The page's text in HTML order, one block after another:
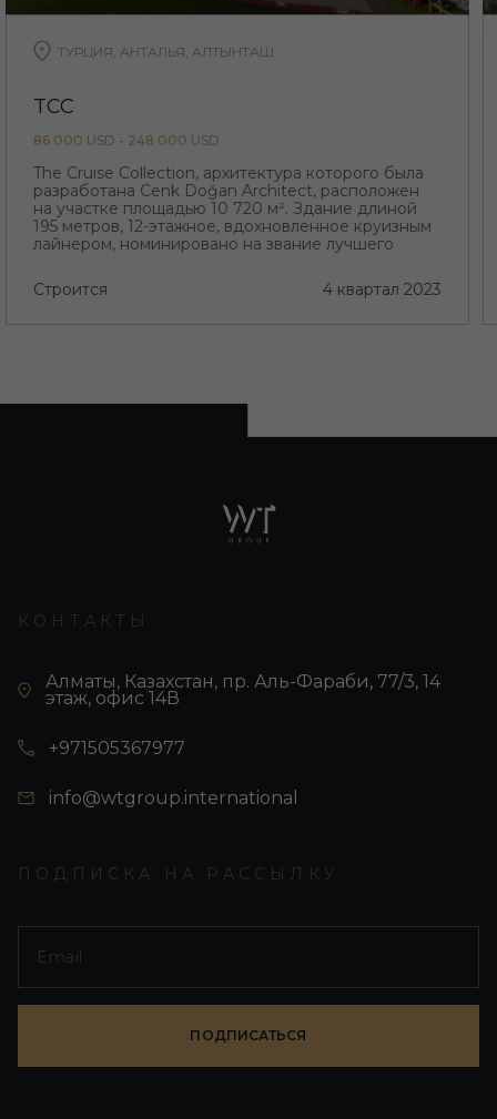
ТУРЦИЯ, АНТАЛЬЯ, АЛТЫНТАШ
TCC
86 000 USD - 248 000 USD
The Cruise Collection, архитектура которого была
разработана Cenk Doğan Architect, расположен
на участке площадью 10 720 м². Здание длиной
195 метров, 12-этажное, вдохновленное круизным
лайнером, номинировано на звание лучшего
Строится
4 квартал 2023
КОНТАКТЫ
Алматы, Казахстан, пр. Аль-Фараби, 77/3, 14
этаж, офис 14В
+971505367977
info@wtgroup.international
ПОДПИСКА НА РАССЫЛКУ
ПОДПИСАТЬСЯ